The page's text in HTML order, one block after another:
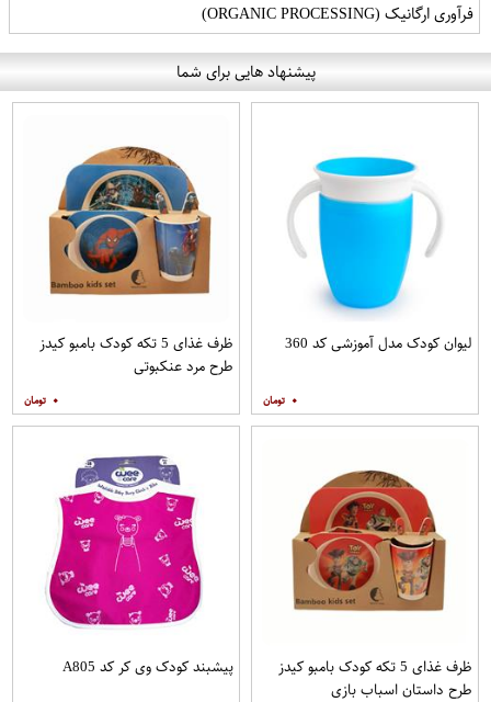
فرآوری ارگانیک (ORGANIC PROCESSING)
پیشنهاد هایی برای شما
لیوان کودک مدل آموزشی کد 360
۰
ظرف غذای 5 تکه کودک بامبو کیدز
طرح مرد عنکبوتی
۰
ظرف غذای 5 تکه کودک بامبو کیدز
طرح داستان اسباب بازی
پیشبند کودک وی کر کد A805